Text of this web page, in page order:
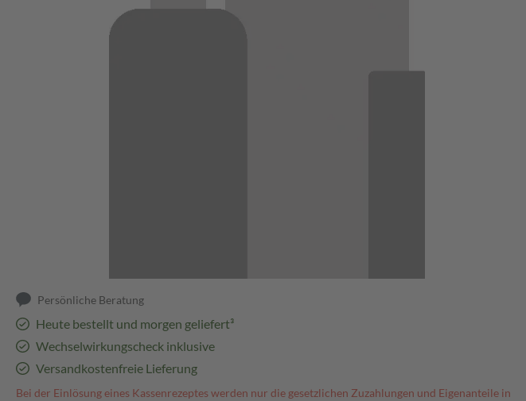
Persönliche Beratung
Heute bestellt und morgen geliefert³
Wechselwirkungscheck inklusive
Versandkostenfreie Lieferung
Bei der Einlösung eines Kassenrezeptes werden nur die gesetzlichen Zuzahlungen und Eigenanteile in